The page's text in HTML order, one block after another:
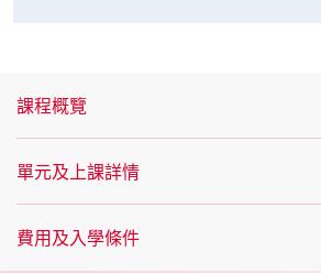
課程概覽
單元及上課詳情
費用及入學條件